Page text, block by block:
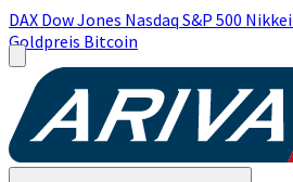
DAX Dow Jones Nasdaq S&P 500 Nikkei
Goldpreis Bitcoin